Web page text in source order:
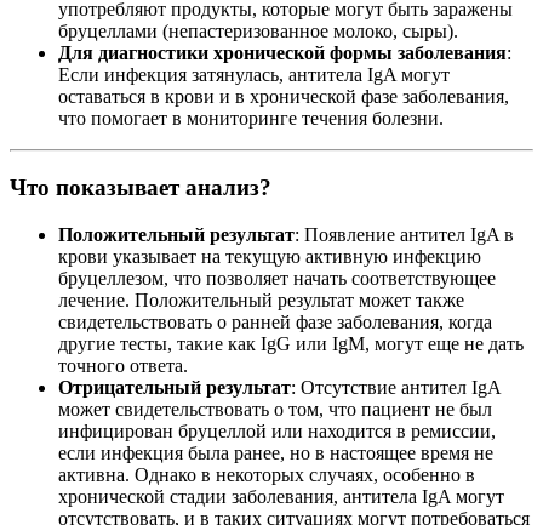
употребляют продукты, которые могут быть заражены
бруцеллами (непастеризованное молоко, сыры).
Для диагностики хронической формы заболевания:
Если инфекция затянулась, антитела IgA могут
оставаться в крови и в хронической фазе заболевания,
что помогает в мониторинге течения болезни.
Что показывает анализ?
Положительный результат: Появление антител IgA в
крови указывает на текущую активную инфекцию
бруцеллезом, что позволяет начать соответствующее
лечение. Положительный результат может также
свидетельствовать о ранней фазе заболевания, когда
другие тесты, такие как IgG или IgM, могут еще не дать
точного ответа.
Отрицательный результат: Отсутствие антител IgA
может свидетельствовать о том, что пациент не был
инфицирован бруцеллой или находится в ремиссии,
если инфекция была ранее, но в настоящее время не
активна. Однако в некоторых случаях, особенно в
хронической стадии заболевания, антитела IgA могут
отсутствовать, и в таких ситуациях могут потребоваться